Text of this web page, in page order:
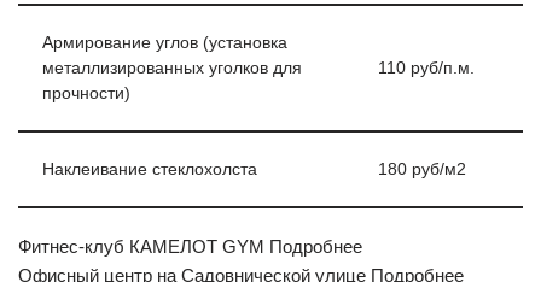
Армирование углов (установка
металлизированных уголков для
прочности)
110 руб/п.м.
Наклеивание стеклохолста 180 руб/м2
Фитнес-клуб КАМЕЛОТ GYM Подробнее
Офисный центр на Садовнической улице Подробнее